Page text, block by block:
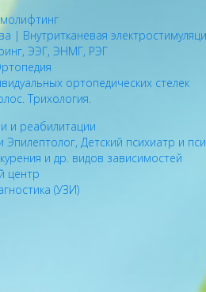
| Внутритканевая
ЭЭГ, ЭНМГ, РЭГ
ортопедических стелек
Трихология.
и реабилитации
Эпилептолог, Детский психиатр и
и др. видов зависимостей
центр
(УЗИ)